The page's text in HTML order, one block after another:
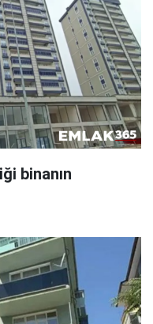
binanın